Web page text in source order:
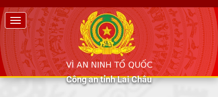
Công an tỉnh Lai Châu